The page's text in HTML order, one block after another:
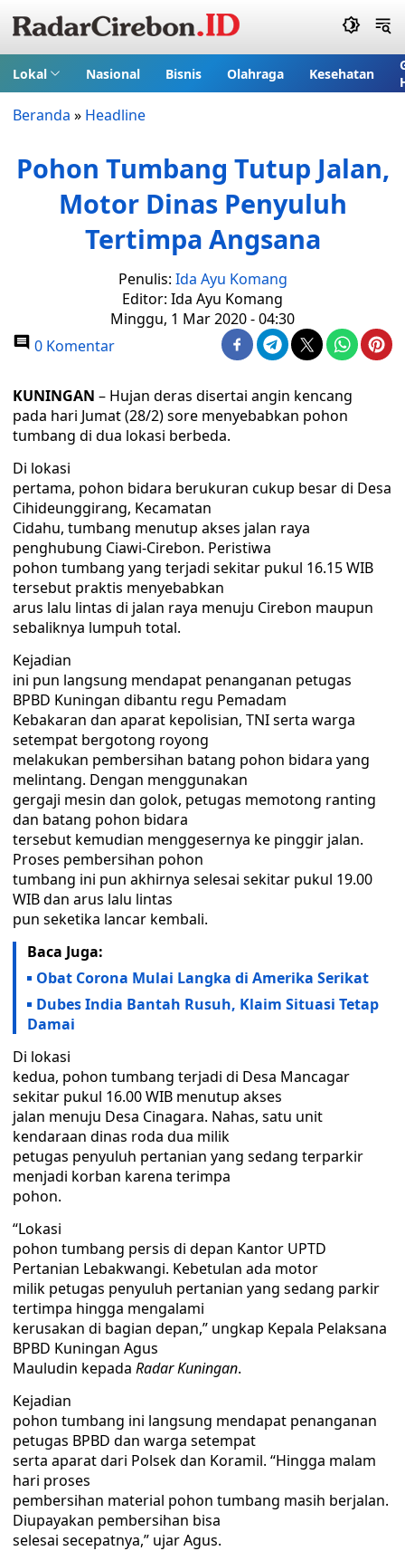
Lokal Nasional Bisnis Olahraga Kesehatan
Beranda » Headline
Pohon Tumbang Tutup Jalan,
Motor Dinas Penyuluh
Tertimpa Angsana
Penulis: Ida Ayu Komang
Editor: Ida Ayu Komang
Minggu, 1 Mar 2020 - 04:30
0 Komentar
KUNINGAN – Hujan deras disertai angin kencang
pada hari Jumat (28/2) sore menyebabkan pohon
tumbang di dua lokasi berbeda.
Di lokasi
pertama, pohon bidara berukuran cukup besar di Desa
Cihideunggirang, Kecamatan
Cidahu, tumbang menutup akses jalan raya
penghubung Ciawi-Cirebon. Peristiwa
pohon tumbang yang terjadi sekitar pukul 16.15 WIB
tersebut praktis menyebabkan
arus lalu lintas di jalan raya menuju Cirebon maupun
sebaliknya lumpuh total.
Kejadian
ini pun langsung mendapat penanganan petugas
BPBD Kuningan dibantu regu Pemadam
Kebakaran dan aparat kepolisian, TNI serta warga
setempat bergotong royong
melakukan pembersihan batang pohon bidara yang
melintang. Dengan menggunakan
gergaji mesin dan golok, petugas memotong ranting
dan batang pohon bidara
tersebut kemudian menggesernya ke pinggir jalan.
Proses pembersihan pohon
tumbang ini pun akhirnya selesai sekitar pukul 19.00
WIB dan arus lalu lintas
pun seketika lancar kembali.
Baca Juga:
Obat Corona Mulai Langka di Amerika Serikat
Dubes India Bantah Rusuh, Klaim Situasi Tetap
Damai
Di lokasi
kedua, pohon tumbang terjadi di Desa Mancagar
sekitar pukul 16.00 WIB menutup akses
jalan menuju Desa Cinagara. Nahas, satu unit
kendaraan dinas roda dua milik
petugas penyuluh pertanian yang sedang terparkir
menjadi korban karena terimpa
pohon.
“Lokasi
pohon tumbang persis di depan Kantor UPTD
Pertanian Lebakwangi. Kebetulan ada motor
milik petugas penyuluh pertanian yang sedang parkir
tertimpa hingga mengalami
kerusakan di bagian depan,” ungkap Kepala Pelaksana
BPBD Kuningan Agus
Mauludin kepada Radar Kuningan.
Kejadian
pohon tumbang ini langsung mendapat penanganan
petugas BPBD dan warga setempat
serta aparat dari Polsek dan Koramil. “Hingga malam
hari proses
pembersihan material pohon tumbang masih berjalan.
Diupayakan pembersihan bisa
selesai secepatnya,” ujar Agus.